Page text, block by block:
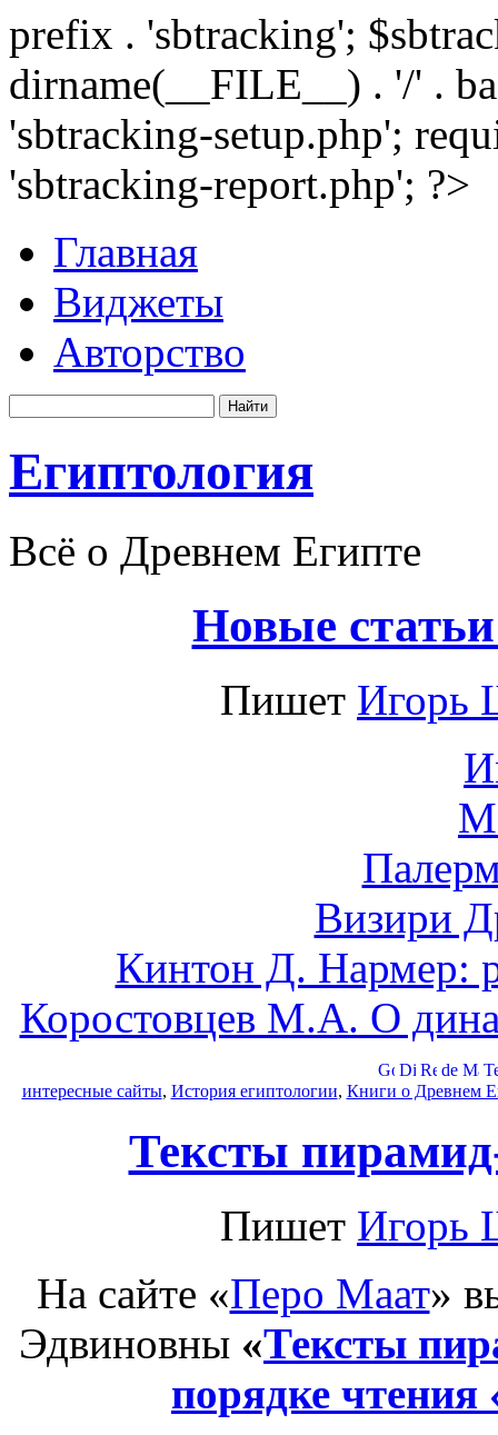
prefix . 'sbtracking';
dirname(__FILE__) . '/' .
'sbtracking-setup.php';
'sbtracking-report.php'; ?>
Главная
Виджеты
Авторство
Египтология
Всё о Древнем Египте
Новые
Пишет Игорь
Визири
Кинтон Д. Нармер:
Коростовцев М.А. О
интересные сайты, История египтологии, Книги о Древнем
Тексты
Пишет Игорь
На сайте «Перо Маат»
Эдвиновны «Тексты
порядке чтения